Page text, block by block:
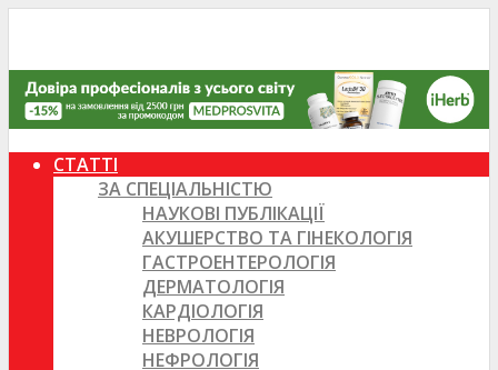
СТАТТІ
ЗА СПЕЦІАЛЬНІСТЮ
НАУКОВІ ПУБЛІКАЦІЇ
АКУШЕРСТВО ТА ГІНЕКОЛОГІЯ
ГАСТРОЕНТЕРОЛОГІЯ
ДЕРМАТОЛОГІЯ
КАРДІОЛОГІЯ
НЕВРОЛОГІЯ
НЕФРОЛОГІЯ